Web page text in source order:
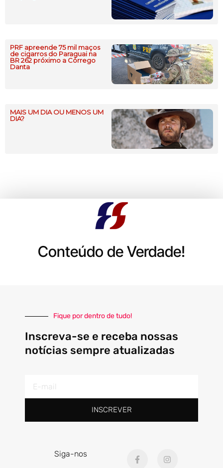
PRF apreende 75 mil maços
de cigarros do Paraguai na
BR 262 próximo a Córrego
Danta
MAIS UM DIA OU MENOS UM
DIA?
Conteúdo de Verdade!
Fique por dentro de tudo!
Inscreva-se e receba nossas
notícias sempre atualizadas
mail
INSCREVER
Siga-nos
a
n